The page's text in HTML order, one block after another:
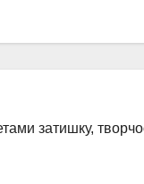
затишку,